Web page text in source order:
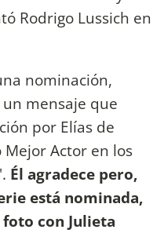
Rodrigo Lussich en
nominación,
mensaje que
por Elías de
Actor en los
Él agradece pero,
está nominada,
con Julieta